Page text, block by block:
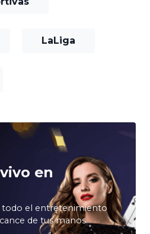
LaLiga
en
todo el entretenimiento
de tus manos.